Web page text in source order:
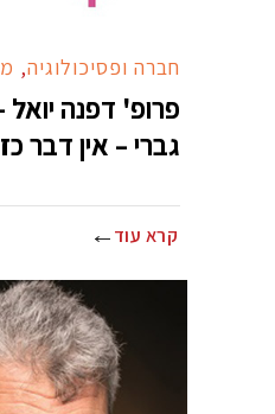
חברה ופסיכולוגיה,
פרופ' דפנה יואל
גברי – אין דבר
קרא עוד